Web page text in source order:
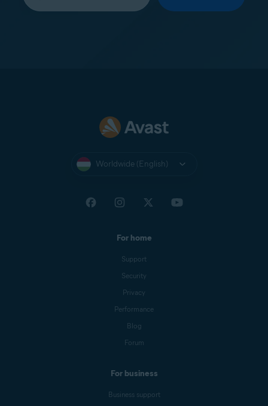
Worldwide (English)
For home
Support
Security
Privacy
Performance
Blog
Forum
For business
Business support